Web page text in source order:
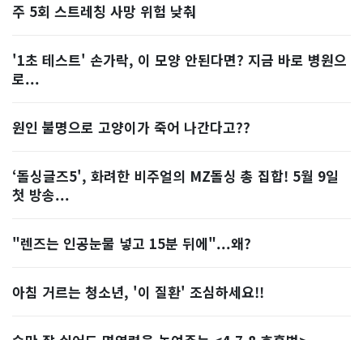
주 5회 스트레칭 사망 위험 낮춰
'1초 테스트' 손가락, 이 모양 안된다면? 지금 바로 병원으
로...
원인 불명으로 고양이가 죽어 나간다고??
‘돌싱글즈5', 화려한 비주얼의 MZ돌싱 총 집합! 5월 9일
첫 방송...
"렌즈는 인공눈물 넣고 15분 뒤에"...왜?
아침 거르는 청소년, '이 질환' 조심하세요!!